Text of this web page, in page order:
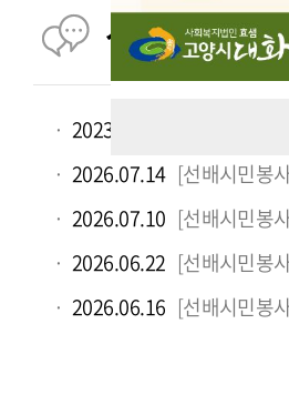
선배시민이
2023.11.07
[선배시민
2026.07.14 [선배시민봉
2026.07.10 [선배시민봉
2026.06.22 [선배시민봉
2026.06.16 [선배시민봉